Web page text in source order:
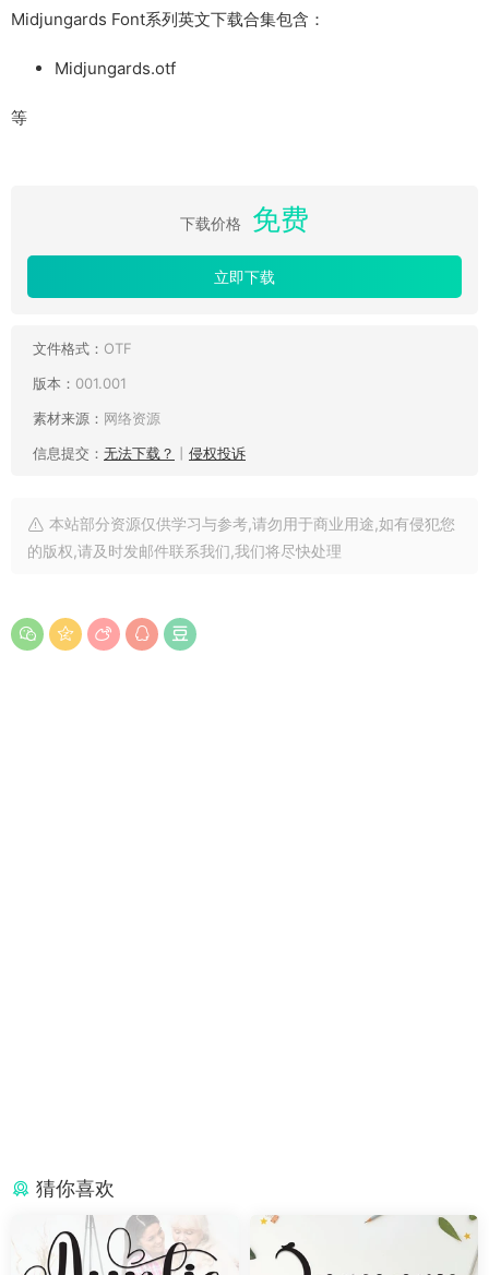
Midjungards Font系列英文下载合集包含：
Midjungards.otf
等
下载价格 免费
立即下载
文件格式： OTF
版本： 001.001
素材来源： 网络资源
信息提交： 无法下载？ 侵权投诉
本站部分资源仅供学习与参考,请勿用于商业用途,如有侵犯您
的版权,请及时发邮件联系我们,我们将尽快处理
猜你喜欢